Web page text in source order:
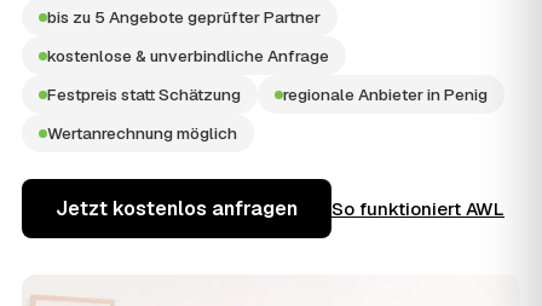
bis zu 5 Angebote geprüfter Partner
kostenlose & unverbindliche Anfrage
Festpreis statt Schätzung
regionale Anbieter in Penig
Wertanrechnung möglich
Jetzt kostenlos anfragen So funktioniert AWL